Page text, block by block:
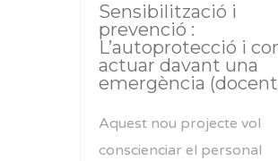
Sensibilització i
prevenció :
L’autoprotecció i
actuar davant una
emergència
Aquest nou projecte vol
conscienciar el personal